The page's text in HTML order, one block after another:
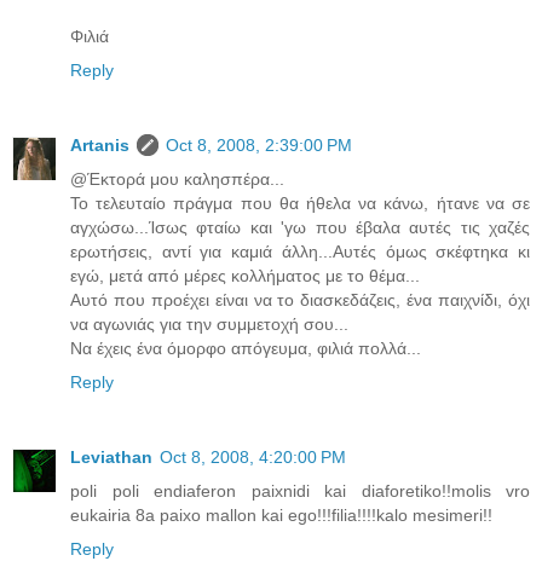
Φιλιά
Reply
Artanis
Oct 8, 2008, 2:39:00 PM
@Έκτορά μου καλησπέρα...
Το τελευταίο πράγμα που θα ήθελα να κάνω, ήτανε να σε
αγχώσω...Ίσως φταίω και 'γω που έβαλα αυτές τις χαζές
ερωτήσεις, αντί για καμιά άλλη...Αυτές όμως σκέφτηκα κι
εγώ, μετά από μέρες κολλήματος με το θέμα...
Αυτό που προέχει είναι να το διασκεδάζεις, ένα παιχνίδι, όχι
να αγωνιάς για την συμμετοχή σου...
Να έχεις ένα όμορφο απόγευμα, φιλιά πολλά...
Reply
Leviathan Oct 8, 2008, 4:20:00 PM
poli poli endiaferon paixnidi kai diaforetiko!!molis vro
eukairia 8a paixo mallon kai ego!!!filia!!!!kalo mesimeri!!
Reply